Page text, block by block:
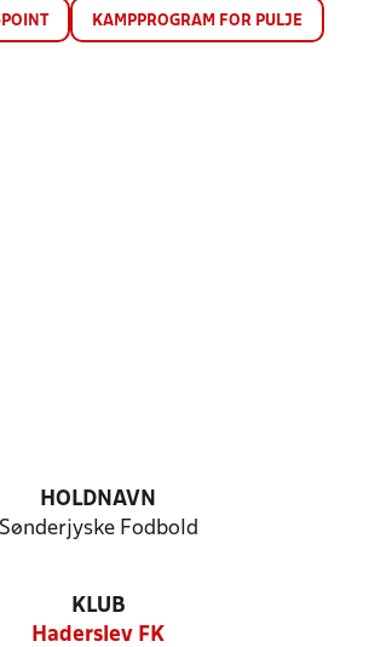
KAMPPROGRAM FOR PULJE
HOLDNAVN
Sønderjyske Fodbold
KLUB
Haderslev FK